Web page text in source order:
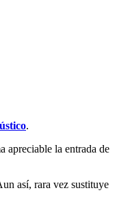
.
apreciable la entrada de
así, rara vez sustituye